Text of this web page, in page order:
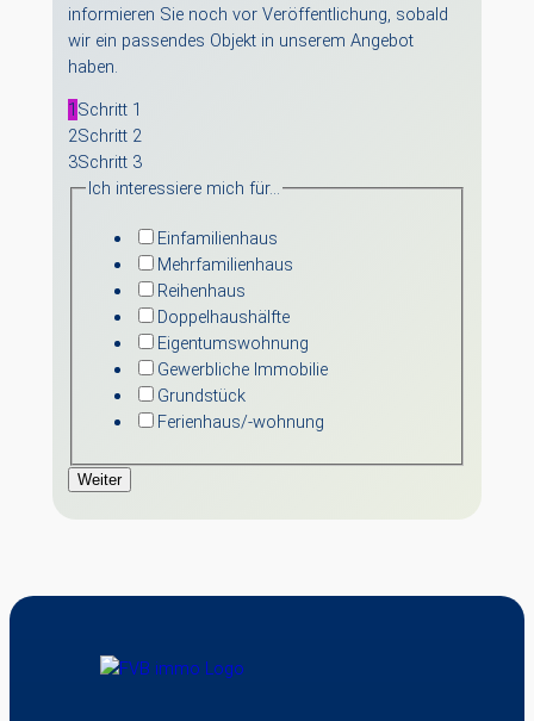
informieren Sie noch vor Veröffentlichung, sobald
wir ein passendes Objekt in unserem Angebot
haben.
1 Schritt 1
2Schritt 2
3Schritt 3
Ich interessiere mich für…
Einfamilienhaus
Mehrfamilienhaus
Reihenhaus
Doppelhaushälfte
Eigentumswohnung
Gewerbliche Immobilie
Grundstück
Ferienhaus/-wohnung
Weiter